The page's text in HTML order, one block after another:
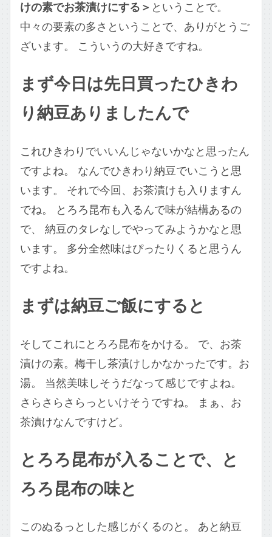
けの素でお茶漬けにする＞ ということで。
中々の要素の多さということで、ありがとうご
ざいます。 こういうの大好きですね。
まず今日は先日買ったひきわ
り納豆ありましたんで
これひきわりでいいんじゃないかなと思ったん
ですよね。 なんでひきわり納豆でいこうと思
います。 それで今回、お茶漬けも入りますん
でね。 とろろ昆布も入るんで味が結構あるの
で、 納豆のタレなしでやってみようかなと思
います。 多分全然味はぴったりくると思うん
ですよね。
まずは納豆ご飯にすると
そしてこれにとろろ昆布をかける。 で、お茶
漬けの素。梅干し茶漬けしかなかったです。お
湯。 当然美味しそうだなって感じですよね。
さらさらさらっといけそうですね。 まぁ、お
茶漬けなんですけど。
とろろ昆布が入ることで、と
ろろ昆布の味と
このぬるっとした感じがくるのと。 あと納豆